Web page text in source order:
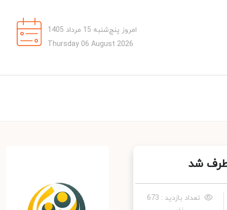
امروز پنج‌شنبه 15 مرداد 1405
Thursday 06 August 2026
شد
تعداد بازدید : 673